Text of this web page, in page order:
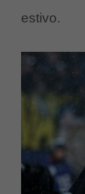
estivo.